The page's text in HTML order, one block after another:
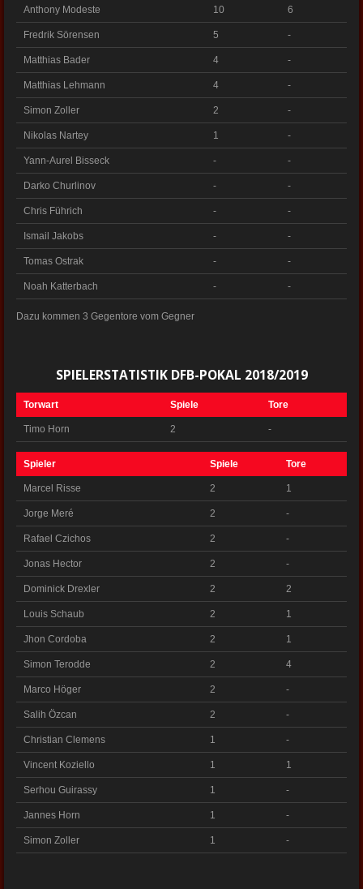
Anthony Modeste 10 6
Fredrik Sörensen 5 -
Matthias Bader 4 -
Matthias Lehmann 4 -
Simon Zoller 2 -
Nikolas Nartey 1 -
Yann-Aurel Bisseck - -
Darko Churlinov - -
Chris Führich - -
Ismail Jakobs - -
Tomas Ostrak - -
Noah Katterbach - -
Dazu kommen 3 Gegentore vom Gegner
SPIELERSTATISTIK DFB-POKAL 2018/2019
Torwart Spiele Tore
Timo Horn 2 -
Spieler Spiele Tore
Marcel Risse 2 1
Jorge Meré 2 -
Rafael Czichos 2 -
Jonas Hector 2 -
Dominick Drexler 2 2
Louis Schaub 2 1
Jhon Cordoba 2 1
Simon Terodde 2 4
Marco Höger 2 -
Salih Özcan 2 -
Christian Clemens 1 -
Vincent Koziello 1 1
Serhou Guirassy 1 -
Jannes Horn 1 -
Simon Zoller 1 -